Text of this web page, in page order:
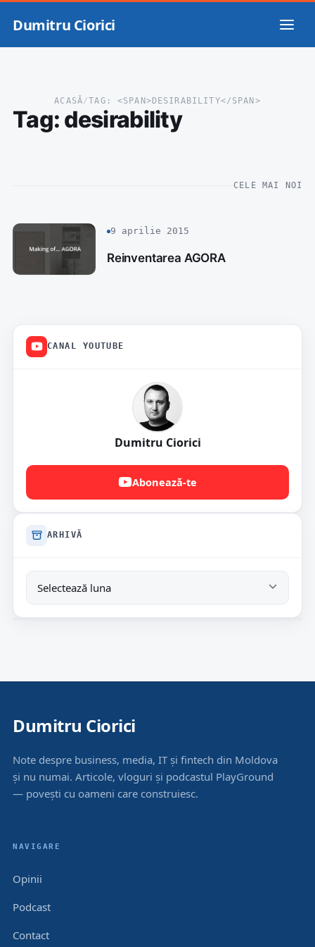
Dumitru Ciorici
ACASĂ/TAG: <SPAN>DESIRABILITY</SPAN>
Tag: desirability
CELE MAI NOI
9 aprilie 2015
Reinventarea AGORA
CANAL YOUTUBE
Dumitru Ciorici
Abonează-te
ARHIVĂ
Dumitru Ciorici
Note despre business, media, IT și fintech din Moldova
și nu numai. Articole, vloguri și podcastul PlayGround
— povești cu oameni care construiesc.
NAVIGARE
Opinii
Podcast
Contact